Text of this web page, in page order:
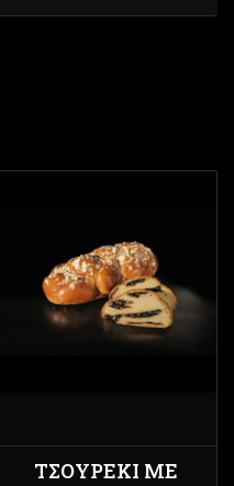
ΤΣΟΥΡΈΚΙ ΜΕ